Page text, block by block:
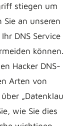
stiegen um
an unseren
DNS Service
können.
Hacker DNS-
Arten von
„Datenklau
wie Sie dies